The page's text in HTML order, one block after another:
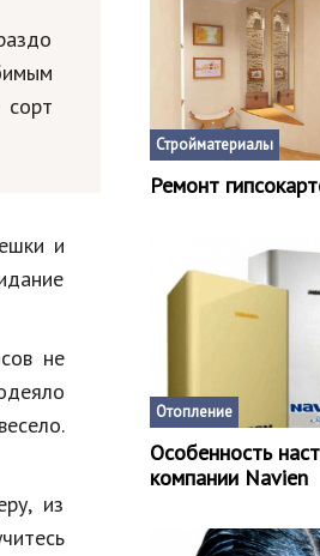
сорт
и
не
из
Стройматериалы
Ремонт
Отопление
Особенность
компании Navien